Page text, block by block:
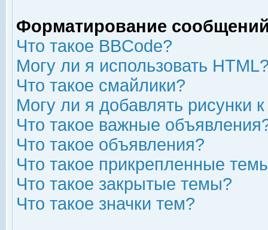
Форматирование
Что такое BBCode?
Могу ли я использовать
Что такое смайлики?
Могу ли я добавлять рисунки
Что такое важные
Что такое объявления?
Что такое прикрепленные
Что такое закрытые темы?
Что такое значки тем?